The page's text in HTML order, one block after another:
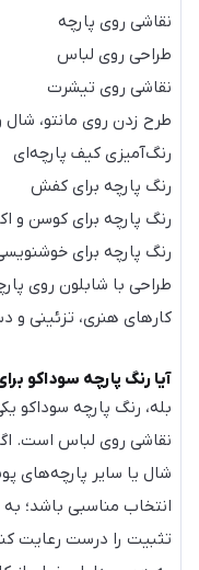
نقاشی روی پارچه
طراحی روی لباس
نقاشی روی تیشرت
طرح زدن روی مانتو،
رنگ‌آمیزی کیف پارچه‌ای
رنگ پارچه برای کفش
رنگ پارچه برای کوسن و
رنگ پارچه برای
طراحی با شابلون روی
کارهای هنری، تزئینی و
آیا رنگ پارچه سوداکو
بله، رنگ پارچه سوداکو
نقاشی روی لباس است.
شال یا سایر پارچه‌های
انتخاب مناسبی باشد؛
تثبیت را درست رعایت